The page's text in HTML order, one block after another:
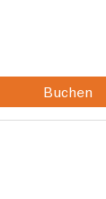
Buchen